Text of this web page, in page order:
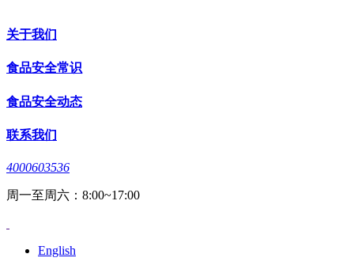
关于我们
食品安全常识
食品安全动态
联系我们
4000603536
周一至周六：8:00~17:00
English